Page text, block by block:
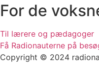
For de
Til lærere og pædagoger
Få Radionauterne på
Copyright © 2024